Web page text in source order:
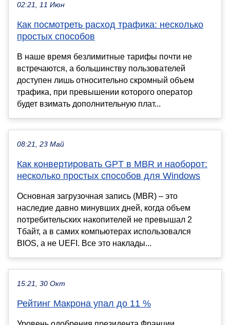
02:21, 11 Июн
Как посмотреть расход трафика: несколько
простых способов
В наше время безлимитные тарифы почти не
встречаются, а большинству пользователей
доступен лишь относительно скромный объем
трафика, при превышении которого оператор
будет взимать дополнительную плат...
08:21, 23 Май
Как конвертировать GPT в MBR и наоборот:
несколько простых способов для Windows
Основная загрузочная запись (MBR) – это
наследие давно минувших дней, когда объем
потребительских накопителей не превышал 2
Тбайт, а в самих компьютерах использовался
BIOS, а не UEFI. Все это наклады...
15:21, 30 Окт
Рейтинг Макрона упал до 11 %